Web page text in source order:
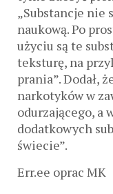
„Substancje nie
naukową. Po
użyciu są te
teksturę, na
prania”. Dodał,
narkotyków w
odurzającego, a
dodatkowych
świecie”.
Err.ee oprac MK